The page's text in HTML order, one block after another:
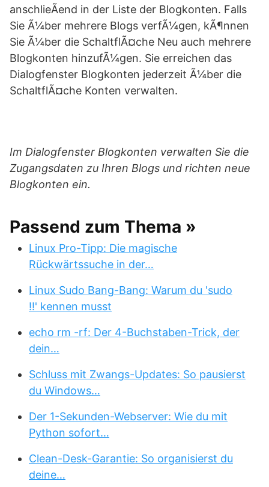
anschlieÃend in der Liste der Blogkonten. Falls
Sie Ã¼ber mehrere Blogs verfÃ¼gen, kÃ¶nnen
Sie Ã¼ber die SchaltflÃ¤che Neu auch mehrere
Blogkonten hinzufÃ¼gen. Sie erreichen das
Dialogfenster Blogkonten jederzeit Ã¼ber die
SchaltflÃ¤che Konten verwalten.
Im Dialogfenster Blogkonten verwalten Sie die
Zugangsdaten zu Ihren Blogs und richten neue
Blogkonten ein.
Passend zum Thema »
Linux Pro-Tipp: Die magische
Rückwärtssuche in der…
Linux Sudo Bang-Bang: Warum du 'sudo
!!' kennen musst
echo rm -rf: Der 4-Buchstaben-Trick, der
dein…
Schluss mit Zwangs-Updates: So pausierst
du Windows…
Der 1-Sekunden-Webserver: Wie du mit
Python sofort…
Clean-Desk-Garantie: So organisierst du
deine…